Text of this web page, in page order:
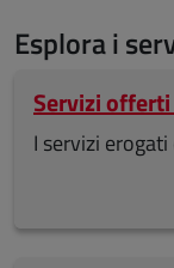
Esplora i
Servizi
I servizi